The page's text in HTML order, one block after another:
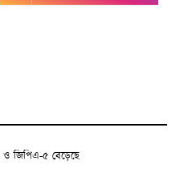
ও জিপিএ-৫ বেড়েছে